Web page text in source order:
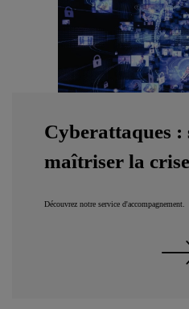
Cyberattaques :
maîtriser la
Découvrez notre service d'accompagnement.